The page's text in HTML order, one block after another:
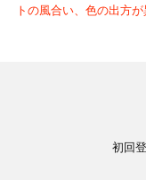
トの風合い、色の出方
初回